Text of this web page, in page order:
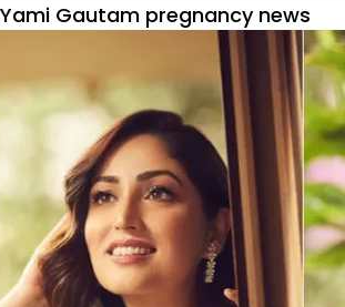
Yami Gautam pregnancy news